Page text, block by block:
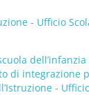
- Ufficio
di
-